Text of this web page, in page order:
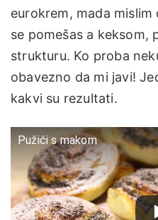
eurokrem, mada
se pomešas a keksom,
strukturu. Ko proba
obavezno da mi javi!
kakvi su rezultati.
Pužići s makom